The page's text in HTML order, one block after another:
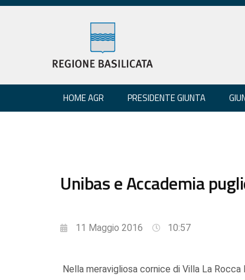
HOME AGR PRESIDENTE GIUNTA
Unibas e Accademia
11 Maggio 2016 10:57
Nella meravigliosa cornice di Villa La